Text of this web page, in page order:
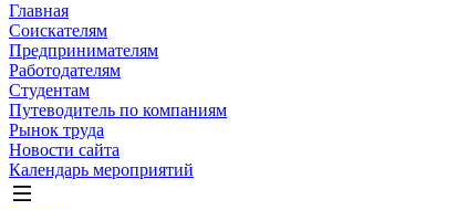
Главная
Соискателям
Предпринимателям
Работодателям
Студентам
Путеводитель по компаниям
Рынок труда
Новости сайта
Календарь мероприятий